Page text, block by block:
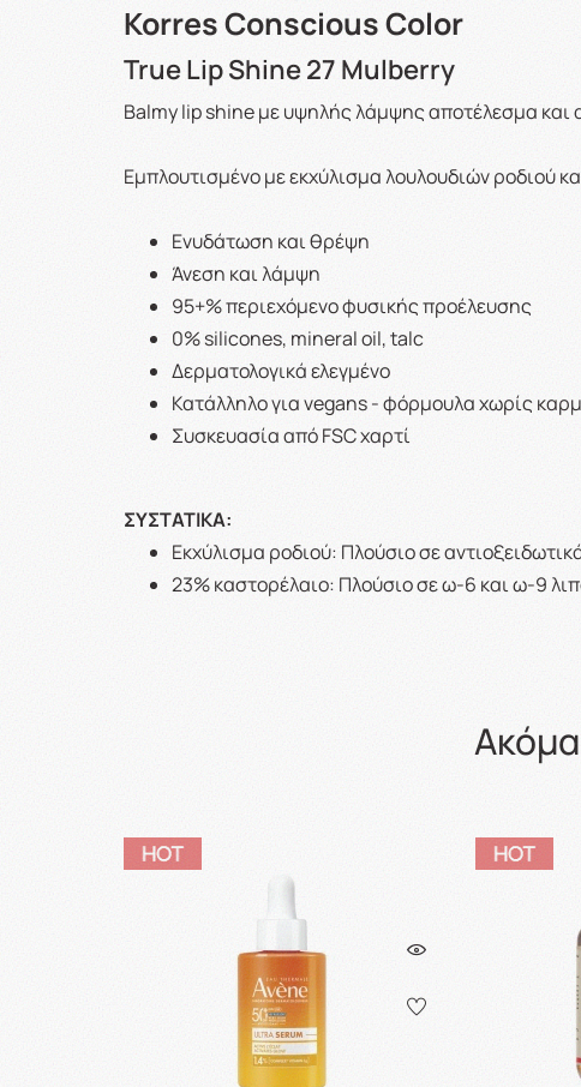
Korres Conscious Color
True Lip Shine 27 Mulberry
Balmy lip shine με υψηλής λάμψης αποτέλεσμα και
Εμπλουτισμένο με εκχύλισμα λουλουδιών ροδιού
Ενυδάτωση και θρέψη
Άνεση και λάμψη
95+% περιεχόμενο φυσικής προέλευσης
0% silicones, mineral oil, talc
Δερματολογικά ελεγμένο
Κατάλληλο για vegans - φόρμουλα χωρίς
Συσκευασία από FSC xαρτί
ΣΥΣΤΑΤΙΚΑ:
Εκχύλισμα ροδιού: Πλούσιο σε
23% καστορέλαιο: Πλούσιο σε ω-6 και ω-9